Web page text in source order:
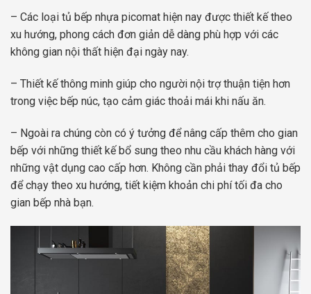
– Các loại tủ bếp nhựa picomat hiện nay được thiết kế theo
xu hướng, phong cách đơn giản dễ dàng phù hợp với các
không gian nội thất hiện đại ngày nay.
– Thiết kế thông minh giúp cho người nội trợ thuận tiện hơn
trong việc bếp núc, tạo cảm giác thoải mái khi nấu ăn.
– Ngoài ra chúng còn có ý tưởng để nâng cấp thêm cho gian
bếp với những thiết kế bổ sung theo nhu cầu khách hàng với
những vật dụng cao cấp hơn. Không cần phải thay đổi tủ bếp
để chạy theo xu hướng, tiết kiệm khoản chi phí tối đa cho
gian bếp nhà bạn.